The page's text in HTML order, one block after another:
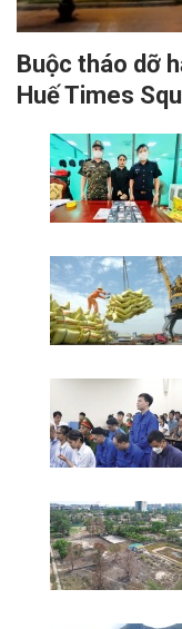
Buộc tháo dỡ
Huế Times